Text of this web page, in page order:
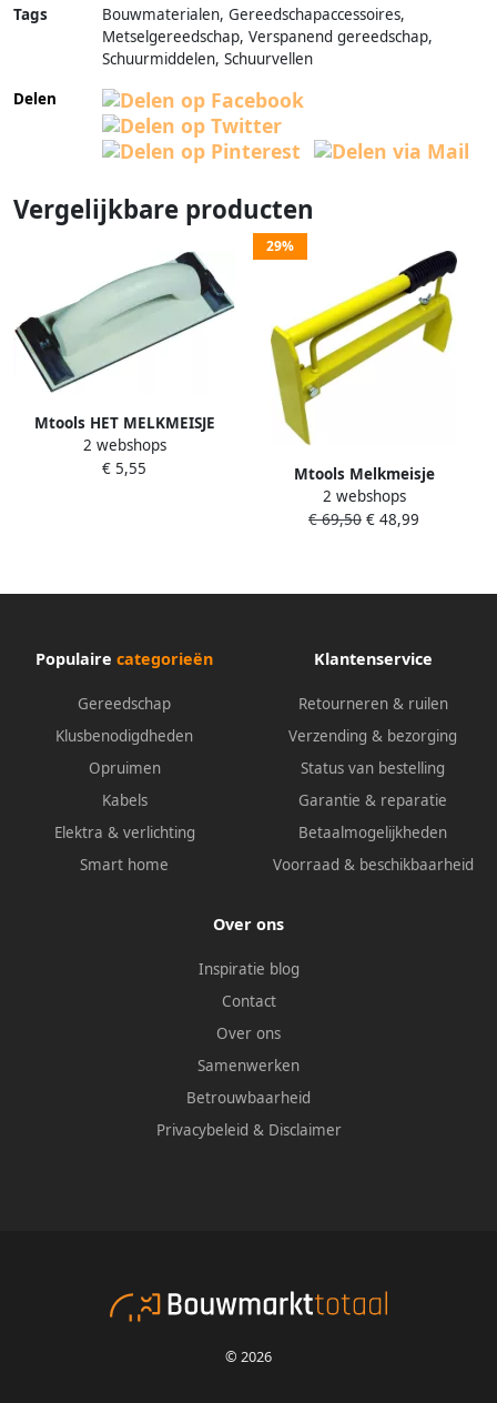
Tags
Bouwmaterialen, Gereedschapaccessoires,
Metselgereedschap, Verspanend gereedschap,
Schuurmiddelen, Schuurvellen
Delen
Vergelijkbare producten
Mtools HET MELKMEISJE
Schuurvel K-120 280x93 mm
(set a 10 st) |
2 webshops
€ 5,55
29%
Mtools Melkmeisje
steenklem stenendrager
verstelbaar 29-53 cm. |
2 webshops
€ 69,50 € 48,99
Populaire categorieën
Gereedschap
Klusbenodigdheden
Opruimen
Kabels
Elektra & verlichting
Smart home
Klantenservice
Retourneren & ruilen
Verzending & bezorging
Status van bestelling
Garantie & reparatie
Betaalmogelijkheden
Voorraad & beschikbaarheid
Over ons
Inspiratie blog
Contact
Over ons
Samenwerken
Betrouwbaarheid
Privacybeleid & Disclaimer
© 2026